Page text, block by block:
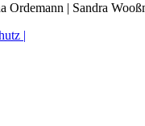
Ordemann | Sandra
|